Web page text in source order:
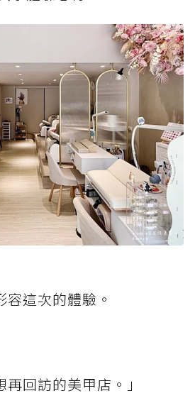
這次的體驗。
再回訪的美甲店。」